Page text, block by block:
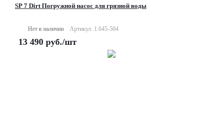
SP 7 Dirt Погружной насос для грязной воды
Нет в наличии Артикул: 1.645-504
13 490 руб./шт